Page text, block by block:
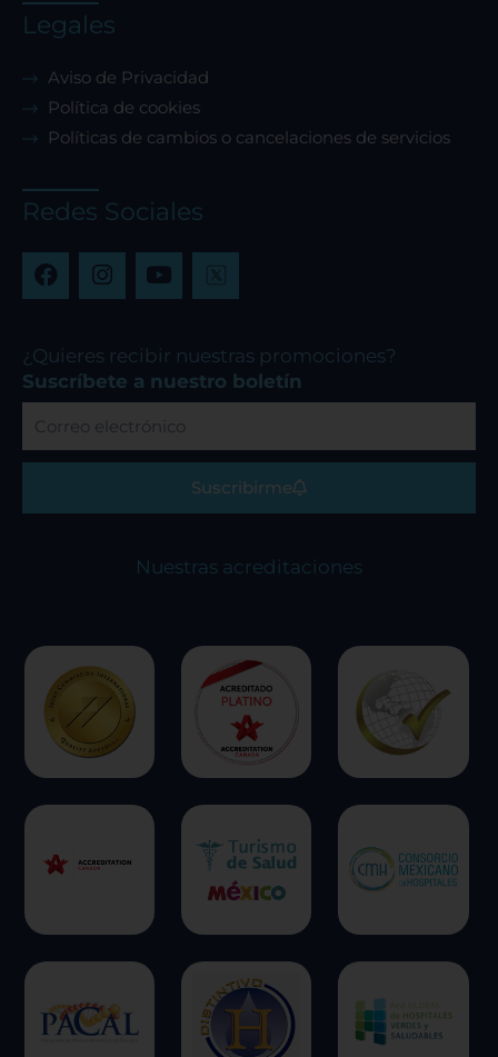
Legales
Aviso de Privacidad
Política de cookies
Políticas de cambios o cancelaciones de servicios
Redes Sociales
F
a
b
o
o
k
I
n
a
g
r
a
m
Y
o
u
b
e
¿Quieres recibir nuestras promociones?
Suscríbete a nuestro boletín
electrónico
Suscribirme
Nuestras acreditaciones